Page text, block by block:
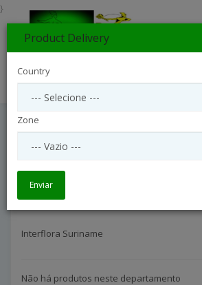
Interflora
Interflora Suriname
Não há produtos neste departamento
}
Product Delivery
Country
Zone
Enviar